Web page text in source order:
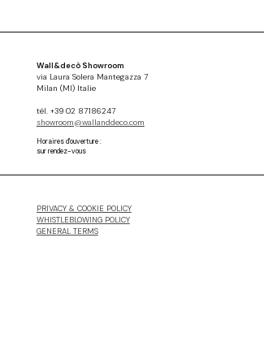
Wall&decò Showroom
via Laura Solera Mantegazza 7
Milan (MI) Italie
tél. +39 02 87186247
showroom@wallanddeco.com
Horaires d'ouverture :
sur rendez-vous
PRIVACY & COOKIE POLICY
WHISTLEBLOWING POLICY
GENERAL TERMS